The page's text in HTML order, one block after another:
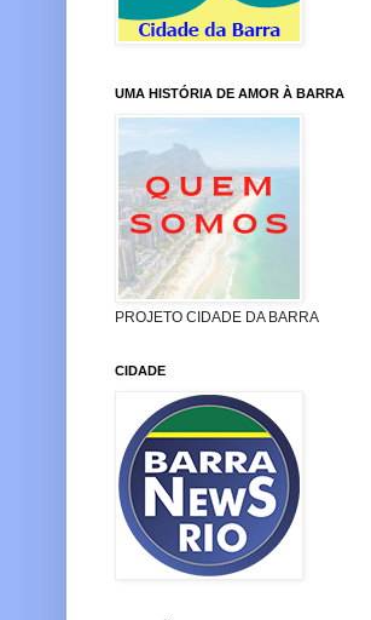
UMA HISTÓRIA DE AMOR À BARRA
PROJETO CIDADE DA BARRA
CIDADE